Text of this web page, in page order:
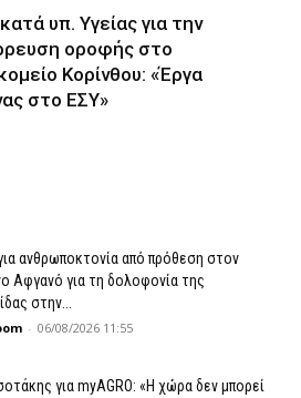
υπ. Υγείας για την
οροφής στο
Κορίνθου: «Έργα
στο ΕΣΥ»
ανθρωποκτονία από πρόθεση στον
Αφγανό για τη δολοφονία της
στην...
- 06/08/2026 11:55
για myAGRO: «Η χώρα δεν μπορεί